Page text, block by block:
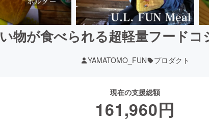
物が食べられる超軽量フードコ
YAMATOMO_FUN プロダクト
現在の支援総額
161,960円